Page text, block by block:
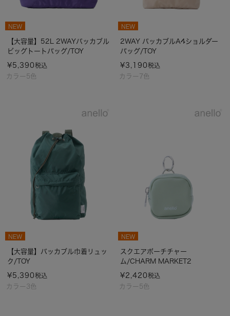
カラー5色
NEW
【大容量】52L 2WAYパッカブル
ビッグトートバッグ/TOY
¥5,390税込
カラー7色
NEW
2WAY パッカブルA4ショルダー
バッグ/TOY
¥3,190税込
カラー3色
NEW
【大容量】パッカブル巾着リュッ
ク/TOY
¥5,390税込
カラー5色
NEW
スクエアポーチチャー
ム/CHARM MARKET2
¥2,420税込